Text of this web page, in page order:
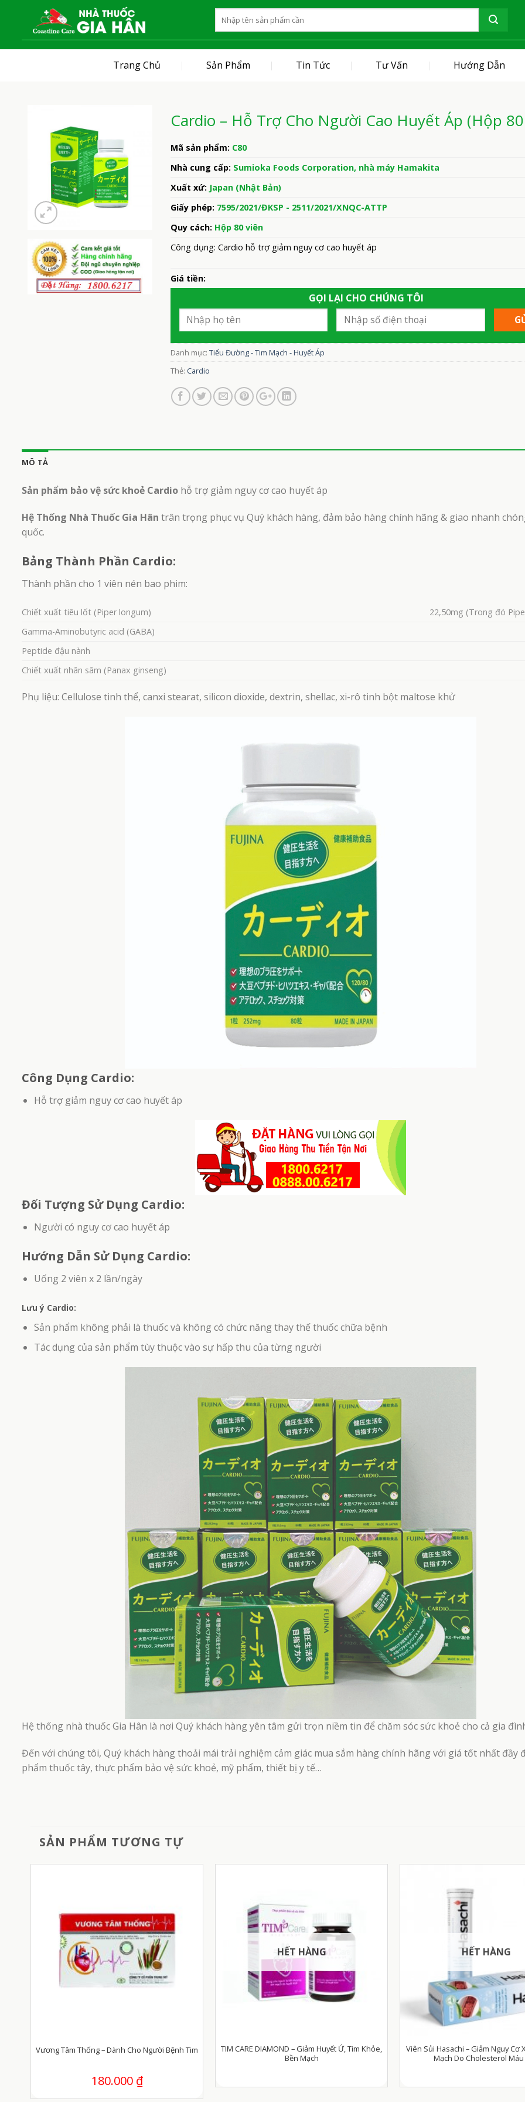
content
Trang Chủ Sản Phẩm Tin Tức Tư Vấn Hướng Dẫn
Cardio – Hỗ Trợ Cho Người Cao Huyết Áp (Hộp
Mã sản phẩm: C80
Nhà cung cấp: Sumioka Foods Corporation, nhà máy Hamakita
Xuất xứ: Japan (Nhật Bản)
Giấy phép: 7595/2021/ĐKSP - 2511/2021/XNQC-ATTP
Quy cách: Hộp 80 viên
Công dụng: Cardio hỗ trợ giảm nguy cơ cao huyết áp
Giá tiền:
GỌI LẠI CHO CHÚNG TÔI
Danh mục: Tiểu Đường - Tim Mạch - Huyết Áp
Thẻ: Cardio
MÔ TẢ
Sản phẩm bảo vệ sức khoẻ Cardio hỗ trợ giảm nguy cơ cao huyết áp
Hệ Thống Nhà Thuốc Gia Hân trân trọng phục vụ Quý khách hàng, đảm bảo hàng chính hãng & giao nhanh
quốc.
Bảng Thành Phần Cardio:
Thành phần cho 1 viên nén bao phim:
Chiết xuất tiêu lốt (Piper longum)
22,50mg (Trong đó
Gamma-Aminobutyric acid (GABA)
Peptide đậu nành
Chiết xuất nhân sâm (Panax ginseng)
Phụ liệu: Cellulose tinh thể, canxi stearat, silicon dioxide, dextrin, shellac, xi-rô tinh bột maltose khử
Công Dụng Cardio:
Hỗ trợ giảm nguy cơ cao huyết áp
Đối Tượng Sử Dụng Cardio:
Người có nguy cơ cao huyết áp
Hướng Dẫn Sử Dụng Cardio:
Uống 2 viên x 2 lần/ngày
Lưu ý Cardio:
Sản phẩm không phải là thuốc và không có chức năng thay thế thuốc chữa bệnh
Tác dụng của sản phẩm tùy thuộc vào sự hấp thu của từng người
Hệ thống nhà thuốc Gia Hân là nơi Quý khách hàng yên tâm gửi trọn niềm tin để chăm sóc sức khoẻ cho cả gia
Đến với chúng tôi, Quý khách hàng thoải mái trải nghiệm cảm giác mua sắm hàng chính hãng với giá tốt nhất đầy
phẩm thuốc tây, thực phẩm bảo vệ sức khoẻ, mỹ phẩm, thiết bị y tế…
Trà Cô Đặc Cao Vị Can – Hỗ Trợ Cải Thiện Chức
Năng Gan (Hộp 300gr)
HẾT HÀNG
SẢN PHẨM TƯƠNG TỰ
Vương Tâm Thống – Dành Cho Người Bệnh Tim
180.000 ₫
HẾT HÀNG
TIM CARE DIAMOND – Giảm Huyết Ứ, Tim Khỏe,
Bền Mạch
HẾT HÀNG
Viên Sủi Hasachi – Giảm Nguy Cơ
Mạch Do Cholesterol Máu